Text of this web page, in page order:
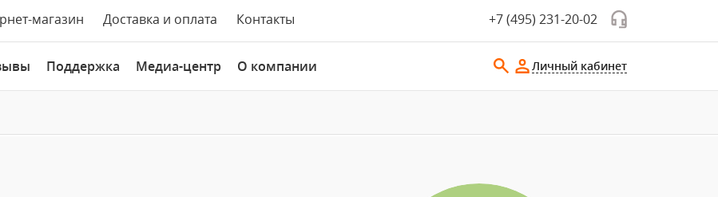
магазин Доставка и оплата Контакты +7 (495) 231-20-02
Поддержка Медиа-центр О компании Личный кабинет